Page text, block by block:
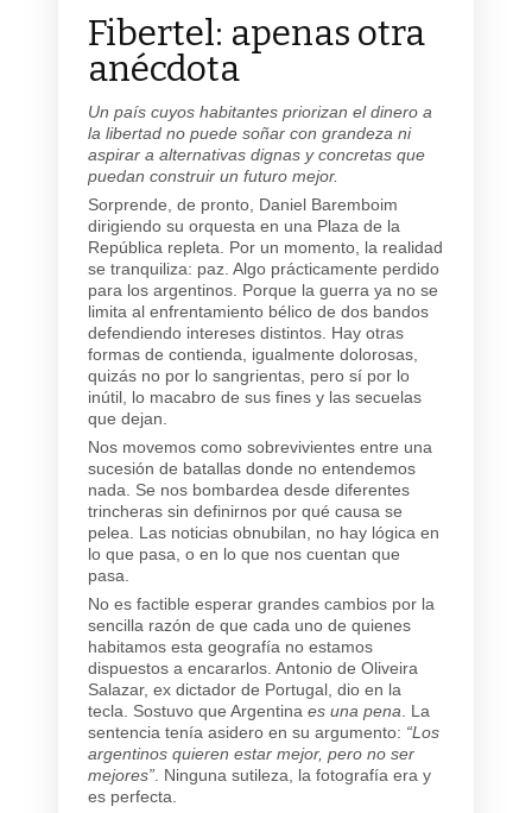
Fibertel: apenas otra
anécdota
Un país cuyos habitantes priorizan el dinero a
la libertad no puede soñar con grandeza ni
aspirar a alternativas dignas y concretas que
puedan construir un futuro mejor.
Sorprende, de pronto, Daniel Baremboim
dirigiendo su orquesta en una Plaza de la
República repleta. Por un momento, la realidad
se tranquiliza: paz. Algo prácticamente perdido
para los argentinos. Porque la guerra ya no se
limita al enfrentamiento bélico de dos bandos
defendiendo intereses distintos. Hay otras
formas de contienda, igualmente dolorosas,
quizás no por lo sangrientas, pero sí por lo
inútil, lo macabro de sus fines y las secuelas
que dejan.
Nos movemos como sobrevivientes entre una
sucesión de batallas donde no entendemos
nada. Se nos bombardea desde diferentes
trincheras sin definirnos por qué causa se
pelea. Las noticias obnubilan, no hay lógica en
lo que pasa, o en lo que nos cuentan que
pasa.
No es factible esperar grandes cambios por la
sencilla razón de que cada uno de quienes
habitamos esta geografía no estamos
dispuestos a encararlos. Antonio de Oliveira
Salazar, ex dictador de Portugal, dio en la
tecla. Sostuvo que Argentina es una pena . La
sentencia tenía asidero en su argumento: “Los
argentinos quieren estar mejor, pero no ser
mejores” . Ninguna sutileza, la fotografía era y
es perfecta.